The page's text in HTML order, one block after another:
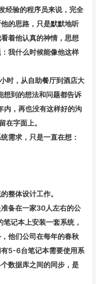
经验的程序员来说，完全
的思路，只是默默地听
着他认真的神情，思想
我什么时候能像他这样
时，从自助餐厅到酒店大
到的想法和问题都告诉
内，再也没有这样好的沟
在字面上。
需求，只是一直在想：
整体设计工作。
备在一家30人左右的公
记本上安装一套系统，
他们公司在每年的春秋
5-6台笔记本需要使用系
数据库之间的同步，是